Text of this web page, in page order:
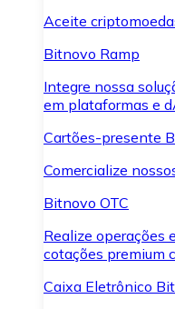
Aceite
Bitnovo Ramp
Integre nossa
em plataformas e
Cartões-presente
Comercialize
Bitnovo OTC
Realize operações
cotações premium
Caixa Eletrônico